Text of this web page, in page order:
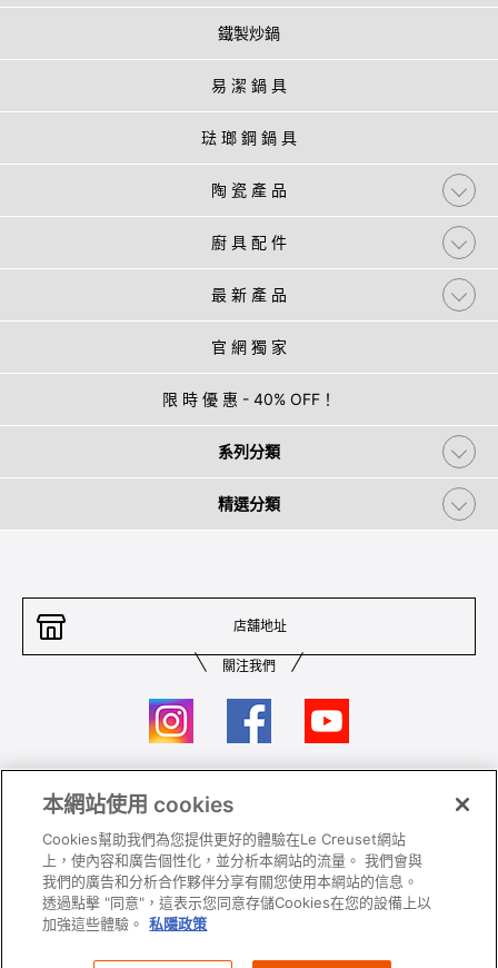
鐵製炒鍋
易 潔 鍋 具
琺 瑯 鋼 鍋 具
陶 瓷 產 品
廚 具 配 件
最 新 產 品
官 網 獨 家
限 時 優 惠 - 40% OFF！
系列分類
精選分類
店舖地址
關注我們
聯絡我們
私隱政策 保養及使用
加入我們 Super MEGA SALE 條款及細則​
本網站使用 cookies
Cookies幫助我們為您提供更好的體驗在Le Creuset網站
上，使內容和廣告個性化，並分析本網站的流量。 我們會與
我們的廣告和分析合作夥伴分享有關您使用本網站的信息。
透過點擊 "同意"，這表示您同意存儲Cookies在您的設備上以
加強這些體驗。 私隱政策